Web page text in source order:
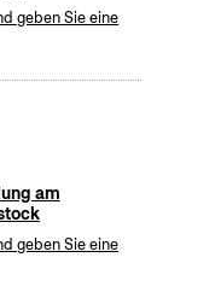
geben Sie eine
am
geben Sie eine